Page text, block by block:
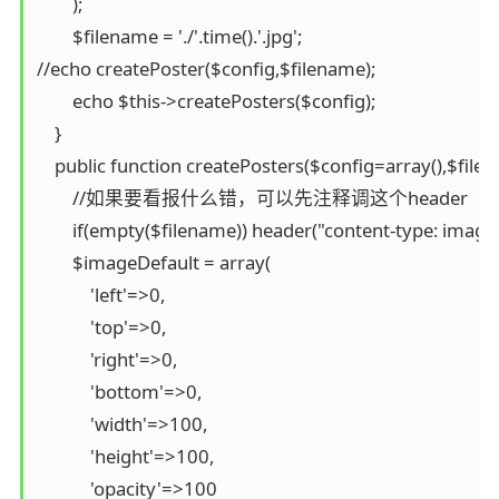
        $filename = './'.time().'.jpg';
//echo createPoster($config,$filename);
        echo $this->createPosters($config);
    }
public function
        //如果要看报什么错，可以先注释调这个header
if(empty($filename)) header("content-type:
        $imageDefault = array(
            'left'=>0,
            'top'=>0,
            'right'=>0,
            'bottom'=>0,
            'width'=>100,
            'height'=>100,
            'opacity'=>100